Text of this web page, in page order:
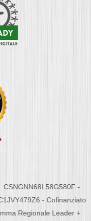
CSNGNN68L58G580F -
- Cofinanziato
Regionale Leader +